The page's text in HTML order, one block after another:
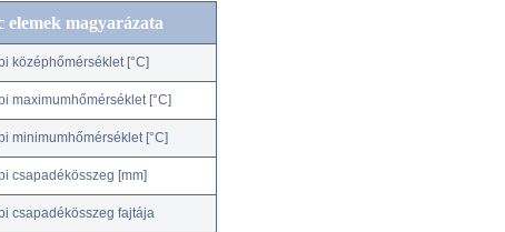
elemek magyarázata
középhőmérséklet [°C]
maximumhőmérséklet [°C]
minimumhőmérséklet [°C]
csapadékösszeg [mm]
csapadékösszeg fajtája